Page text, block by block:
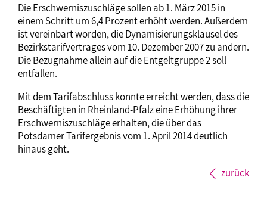
Die Erschwerniszuschläge sollen ab 1. März 2015 in
einem Schritt um 6,4 Prozent erhöht werden. Außerdem
ist vereinbart worden, die Dynamisierungsklausel des
Bezirkstarifvertrages vom 10. Dezember 2007 zu ändern.
Die Bezugnahme allein auf die Entgeltgruppe 2 soll
entfallen.
Mit dem Tarifabschluss konnte erreicht werden, dass die
Beschäftigten in Rheinland-Pfalz eine Erhöhung ihrer
Erschwerniszuschläge erhalten, die über das
Potsdamer Tarifergebnis vom 1. April 2014 deutlich
hinaus geht.
zurück